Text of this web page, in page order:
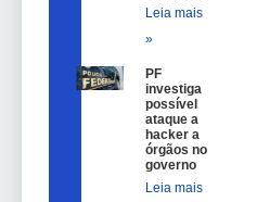
Leia mais
»
PF
investiga
possível
ataque a
hacker a
órgãos no
governo
Leia mais